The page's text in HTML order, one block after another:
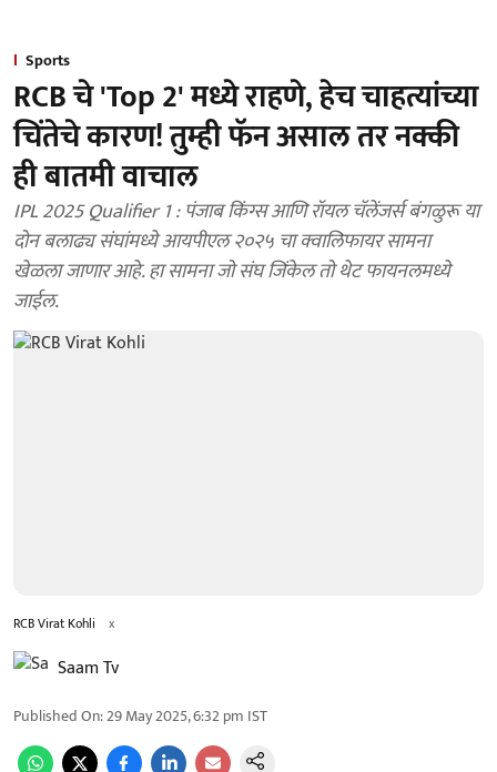
Sports
RCB चे 'Top 2' मध्ये राहणे, हेच चाहत्यांच्या
चिंतेचे कारण! तुम्ही फॅन असाल तर नक्की
ही बातमी वाचाल
IPL 2025 Qualifier 1 : पंजाब किंग्स आणि रॉयल चॅलेंजर्स बंगळुरू या
दोन बलाढ्य संघांमध्ये आयपीएल २०२५ चा क्वालिफायर सामना
खेळला जाणार आहे. हा सामना जो संघ जिंकेल तो थेट फायनलमध्ये
जाईल.
RCB Virat Kohli x
Saam Tv
Published On:29 May 2025, 6:32 pm IST